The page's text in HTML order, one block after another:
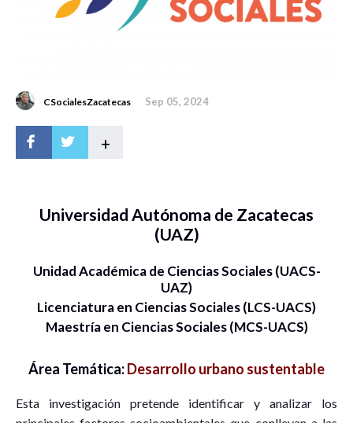
CSocialesZacatecas Sep 05, 2024
+
Universidad Autónoma de Zacatecas
(UAZ)
Unidad Académica de Ciencias Sociales (UACS-
UAZ)
Licenciatura en Ciencias Sociales (LCS-UACS)
Maestría en Ciencias Sociales (MCS-UACS)
Área Temática:Desarrollo urbano sustentable
Esta investigación pretende identificar y analizar los